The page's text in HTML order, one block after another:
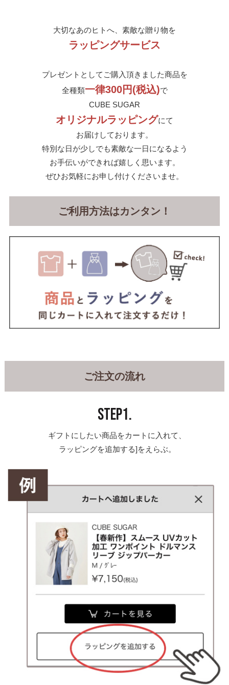
大切なあのヒトへ、素敵な贈り物を
ラッピングサービス
プレゼントとしてご購入頂きました商品を
全種類一律300円(税込)で
CUBE SUGAR
オリジナルラッピングにて
お届けしております。
特別な日が少しでも素敵な一日になるよう
お手伝いができれば嬉しく思います。
ぜひお気軽にお申し付けくださいませ。
ご利用方法はカンタン！
ご注文の流れ
STEP1.
ギフトにしたい商品をカートに入れて、
ラッピングを追加する]をえらぶ。